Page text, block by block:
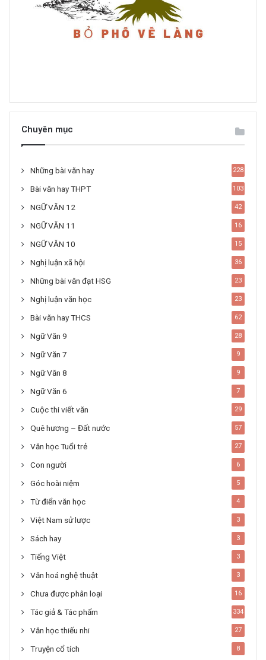
Chuyên mục
Những bài văn hay 228
Bài văn hay THPT 103
NGỮ VĂN 12 42
NGỮ VĂN 11 16
NGỮ VĂN 10 15
Nghị luận xã hội 36
Những bài văn đạt HSG 23
Nghị luận văn học 23
Bài văn hay THCS 62
Ngữ Văn 9 28
Ngữ Văn 7 9
Ngữ Văn 8 9
Ngữ Văn 6 7
Cuộc thi viết văn 29
Quê hương – Đất nước 57
Văn học Tuổi trẻ 27
Con người 6
Góc hoài niệm 5
Từ điển văn học 4
Việt Nam sử lược 3
Sách hay 3
Tiếng Việt 3
Văn hoá nghệ thuật 3
Chưa được phân loại 16
Tác giả & Tác phẩm 334
Văn học thiếu nhi 27
Truyện cổ tích 8